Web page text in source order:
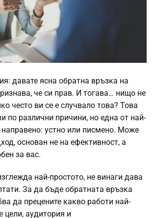
давате ясна обратна връзка на
че си прав. И тогава… нищо не
често ви се е случвало това? Това
по различни причини, но една от най-
направено: устно или писмено. Може
основан не на ефективност, а
за вас.
най-простото, не винаги дава
За да бъде обратната връзка
да прецените какво работи най-
цели, аудитория и